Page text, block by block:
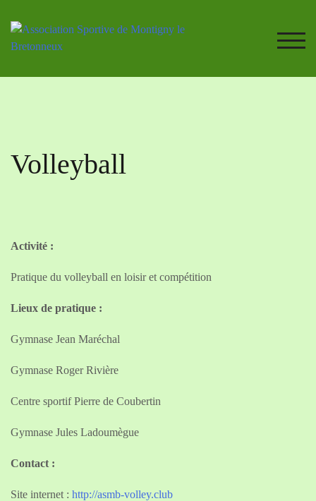
content
Volleyball
Activité :
Pratique du volleyball en loisir et compétition
Lieux de pratique :
Gymnase Jean Maréchal
Gymnase Roger Rivière
Centre sportif Pierre de Coubertin
Gymnase Jules Ladoumègue
Contact :
Site internet : http://asmb-volley.club